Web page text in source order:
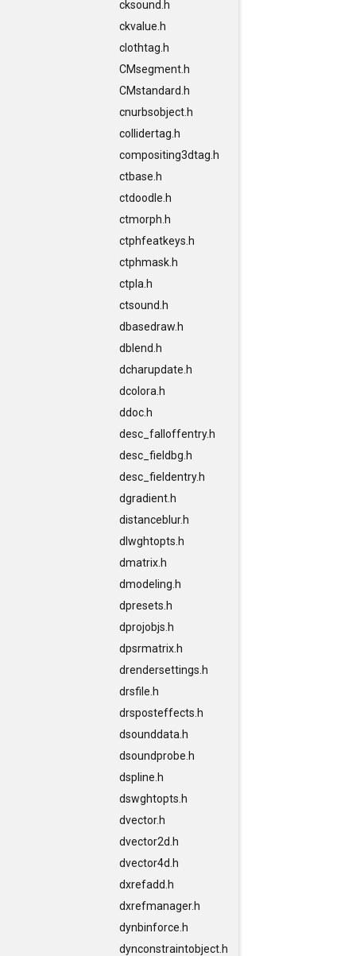
cksound.h
ckvalue.h
clothtag.h
CMsegment.h
CMstandard.h
cnurbsobject.h
collidertag.h
compositing3dtag.h
ctbase.h
ctdoodle.h
ctmorph.h
ctphfeatkeys.h
ctphmask.h
ctpla.h
ctsound.h
dbasedraw.h
dblend.h
dcharupdate.h
dcolora.h
ddoc.h
desc_falloffentry.h
desc_fieldbg.h
desc_fieldentry.h
dgradient.h
distanceblur.h
dlwghtopts.h
dmatrix.h
dmodeling.h
dpresets.h
dprojobjs.h
dpsrmatrix.h
drendersettings.h
drsfile.h
drsposteffects.h
dsounddata.h
dsoundprobe.h
dspline.h
dswghtopts.h
dvector.h
dvector2d.h
dvector4d.h
dxrefadd.h
dxrefmanager.h
dynbinforce.h
dynconstraintobject.h